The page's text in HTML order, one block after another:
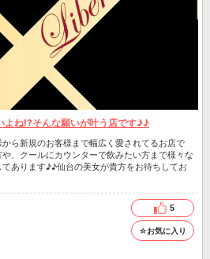
よね!?そんな願いが叶う店です♪♪
ら新規のお客様まで幅広く愛されてるお店で
、クールにカウンターで飲みたい方まで様々な
あります♪♪仙台の美女が貴方をお待ちしてお
5
☆お気に入り